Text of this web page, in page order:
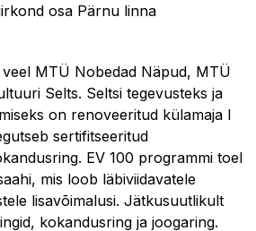
osa Pärnu linna
veel MTÜ Nobedad Näpud, MTÜ
Selts. Seltsi tegevusteks ja
on renoveeritud külamaja I
sertifitseeritud
EV 100 programmi toel
mis loob läbiviidavatele
lisavõimalusi. Jätkusuutlikult
kokandusring ja joogaring.